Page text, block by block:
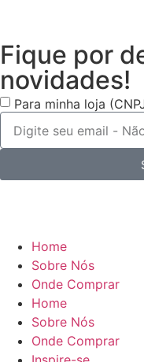
Fique por
novidades!
Para minha loja
Home
Sobre Nós
Onde Comprar
Home
Sobre Nós
Onde Comprar